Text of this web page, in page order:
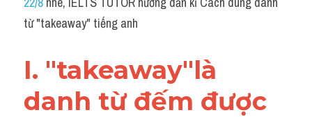
Grammar
Cách paraphrase
Part 2
từ "takeaway" tiếng anh
I. "takeaway"là
danh từ đếm được